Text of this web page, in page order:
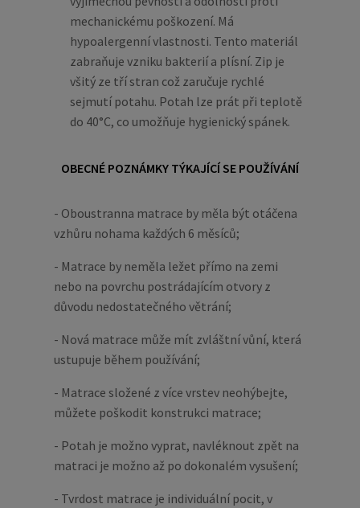
mechanickému poškození. Má
hypoalergenní vlastnosti. Tento materiál
zabraňuje vzniku bakterií a plísní. Zip je
všitý ze tří stran což zaručuje rychlé
sejmutí potahu. Potah lze prát při teplotě
do 40°C, co umožňuje hygienický spánek.
OBECNÉ POZNÁMKY TÝKAJÍCÍ SE POUŽÍVÁNÍ
- Oboustranna matrace by měla být otáčena
vzhůru nohama každých 6 měsíců;
- Matrace by neměla ležet přímo na zemi
nebo na povrchu postrádajícím otvory z
důvodu nedostatečného větrání;
- Nová matrace může mít zvláštní vůní, která
ustupuje během používání;
- Matrace složené z více vrstev neohýbejte,
můžete poškodit konstrukci matrace;
- Potah je možno vyprat, navléknout zpět na
matraci je možno až po dokonalém vysušení;
- Tvrdost matrace je individuální pocit, v